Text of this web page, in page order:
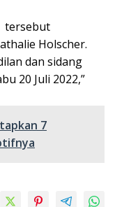
tersebut
Holscher.
dan sidang
20 Juli 2022,”
7